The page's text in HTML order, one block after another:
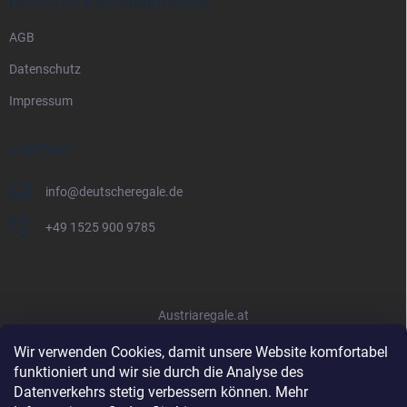
Wir verwenden Cookies, damit unsere Website komfortabel
funktioniert und wir sie durch die Analyse des
Datenverkehrs stetig verbessern können. Mehr
AGB
Datenschutz
Impressum
KONTAKT
info@deutscheregale.de
+49 1525 900 9785
Austriaregale.at